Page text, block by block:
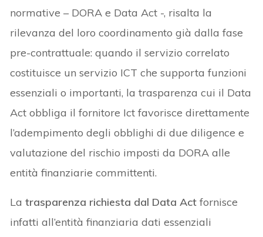
normative – DORA e Data Act -, risalta la
rilevanza del loro coordinamento già dalla fase
pre-contrattuale: quando il servizio correlato
costituisce un servizio ICT che supporta funzioni
essenziali o importanti, la trasparenza cui il Data
Act obbliga il fornitore Ict favorisce direttamente
l’adempimento degli obblighi di due diligence e
valutazione del rischio imposti da DORA alle
entità finanziarie committenti.
La trasparenza richiesta dal Data Act fornisce
infatti all’entità finanziaria dati essenziali